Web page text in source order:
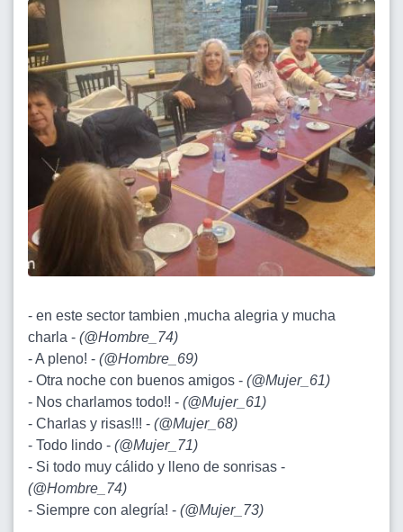
- en este sector tambien ,mucha alegria y mucha
charla - (@Hombre_74)
- A pleno! - (@Hombre_69)
- Otra noche con buenos amigos - (@Mujer_61)
- Nos charlamos todo!! - (@Mujer_61)
- Charlas y risas!!! - (@Mujer_68)
- Todo lindo - (@Mujer_71)
- Si todo muy cálido y lleno de sonrisas -
(@Hombre_74)
- Siempre con alegría! - (@Mujer_73)